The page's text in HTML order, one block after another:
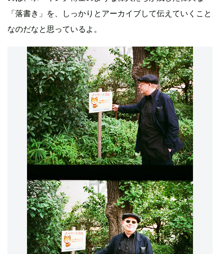
「落書き」を、しっかりとアーカイブして伝えていくこと
なのだなと思っているよ。